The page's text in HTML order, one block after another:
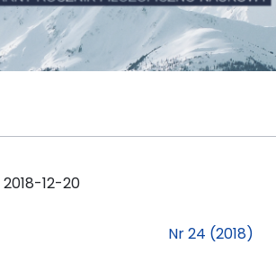
2018-12-20
Nr 24 (2018)